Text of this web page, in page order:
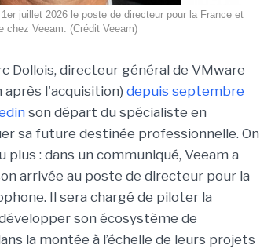
juillet 2026 le poste de directeur pour la France et
chez Veeam. (Crédit Veeam)
Dollois, directeur général de VMware
après l'acquisition) depuis septembre
son départ du spécialiste en
sa future destinée professionnelle. On
plus : dans un communiqué, Veeam a
arrivée au poste de directeur pour la
Il sera chargé de piloter la
son écosystème de
la montée à l’échelle de leurs projets